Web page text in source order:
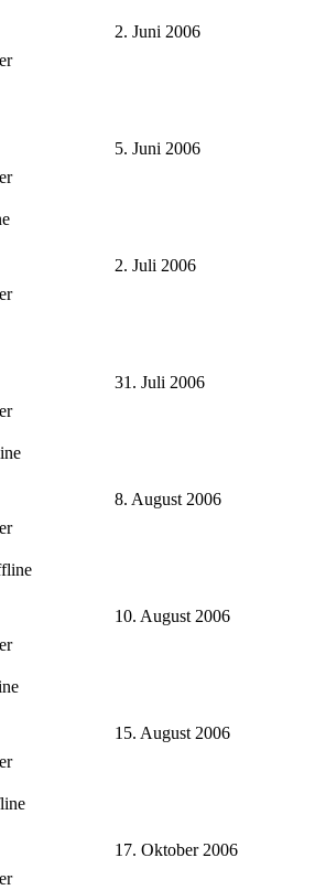
2. Juni 2006
5. Juni 2006
2. Juli 2006
31. Juli 2006
8. August 2006
10. August 2006
15. August 2006
17. Oktober 2006